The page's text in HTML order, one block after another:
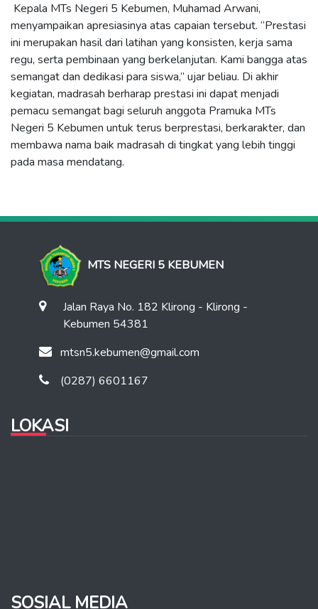
Kepala MTs Negeri 5 Kebumen, Muhamad Arwani,
menyampaikan apresiasinya atas capaian tersebut. “Prestasi
ini merupakan hasil dari latihan yang konsisten, kerja sama
regu, serta pembinaan yang berkelanjutan. Kami bangga atas
semangat dan dedikasi para siswa,” ujarbeliau. Di akhir
kegiatan, madrasah berharap prestasi ini dapat menjadi
pemacu semangat bagi seluruh anggota Pramuka MTs
Negeri 5 Kebumen untuk terus berprestasi, berkarakter, dan
membawa nama baik madrasah di tingkat yang lebih tinggi
pada masa mendatang.
MTS NEGERI 5 KEBUMEN
Jalan Raya No. 182 Klirong - Klirong -
Kebumen 54381
mtsn5.kebumen@gmail.com
(0287) 6601167
LOKASI
SOSIAL MEDIA